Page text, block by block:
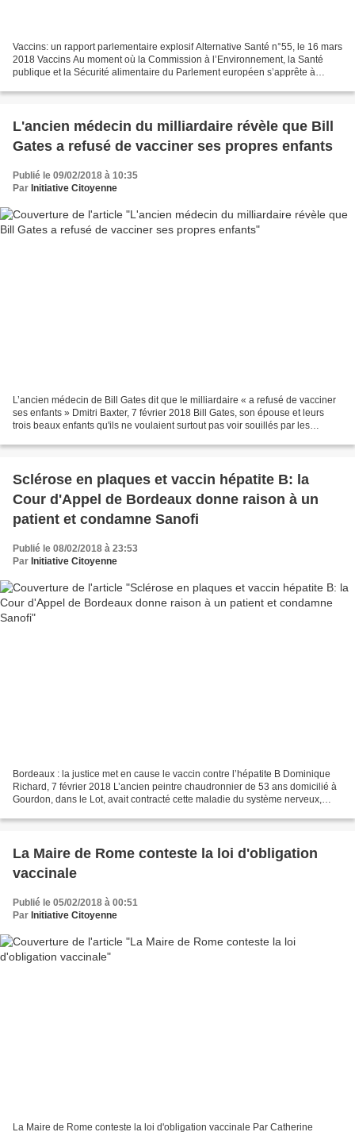
Vaccins: un rapport parlementaire explosif Alternative Santé n°55, le 16 mars
2018 Vaccins Au moment où la Commission à l’Environnement, la Santé
publique et la Sécurité alimentaire du Parlement européen s’apprête à
L'ancien médecin du milliardaire révèle que Bill
Gates a refusé de vacciner ses propres enfants
Publié le 09/02/2018 à 10:35
Par Initiative Citoyenne
L’ancien médecin de Bill Gates dit que le milliardaire « a refusé de vacciner
ses enfants » Dmitri Baxter, 7 février 2018 Bill Gates, son épouse et leurs
trois beaux enfants qu'ils ne voulaient surtout pas voir souillés par les
Sclérose en plaques et vaccin hépatite B: la
Cour d'Appel de Bordeaux donne raison à un
patient et condamne Sanofi
Publié le 08/02/2018 à 23:53
Par Initiative Citoyenne
Bordeaux : la justice met en cause le vaccin contre l’hépatite B Dominique
Richard, 7 février 2018 L’ancien peintre chaudronnier de 53 ans domicilié à
Gourdon, dans le Lot, avait contracté cette maladie du système nerveux,
La Maire de Rome conteste la loi d'obligation
vaccinale
Publié le 05/02/2018 à 00:51
Par Initiative Citoyenne
La Maire de Rome conteste la loi d'obligation vaccinale Par Catherine